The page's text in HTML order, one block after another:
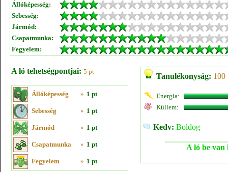
Állóképesség:
Sebesség:
Jármód:
Csapatmunka:
Fegyelem:
A ló tehetségpontjai: 5 pt
Állóképesség » 1 pt
Sebesség » 1 pt
Jármód » 1 pt
Csapatmunka » 1 pt
Fegyelem » 1 pt
Tanulékonyság: 100
Energia:
Küllem:
Kedv: Boldog
A ló be van